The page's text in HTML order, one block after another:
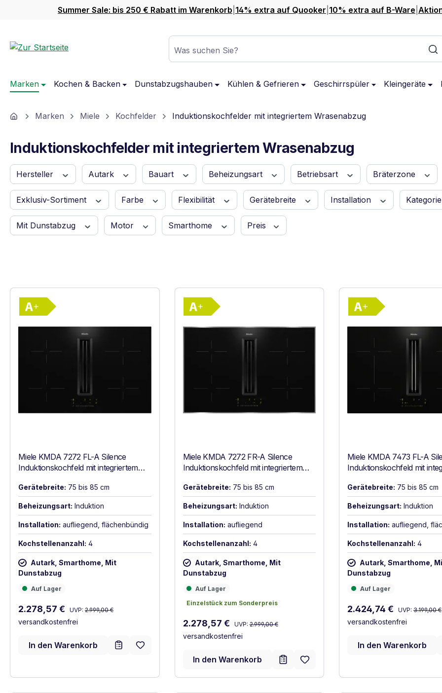
Hauptinhalt springen
Zur Suche springen
Zur Hauptnavigation springen
Summer Sale: bis 250 € Rabatt im Warenkorb 14% extra auf Quooker 10% extra auf B-Ware
Was suchen Sie?
Marken Kochen & Backen Dunstabzugshauben Kühlen & Gefrieren Geschirrspüler Kleingeräte
HomeMarken Miele Kochfelder Induktionskochfelder mit integriertem Wrasenabzug
Induktionskochfelder mit integriertem Wrasenabzug
Hersteller Autark Bauart Beheizungsart Betriebsart Bräterzone
Exklusiv-Sortiment Farbe Flexibilität Gerätebreite Installation Kategorie
Mit Dunstabzug Motor Smarthome Preis
Vollständiges Energielabel anzeigen
Energieklasse A+. Höchste bis niedrigste Effizienz (A+++ bis D)
Miele KMDA 7272 FL-A Silence
Induktionskochfeld mit integriertem
Gerätebreite: 75 bis 85 cm
Beheizungsart: Induktion
Installation: aufliegend, flächenbündig
Kochstellenanzahl: 4
Autark, Smarthome, Mit
Dunstabzug
Auf Lager
Auf Lager
Verkaufspreis:
2.278,57 € Regulärer Preis:
UVP: 2.999,00 €
versandkostenfrei
In den Warenkorb
Vollständiges Energielabel anzeigen
Energieklasse A+. Höchste bis niedrigste Effizienz (A+++
Miele KMDA 7272 FR-A Silence
Induktionskochfeld mit integriertem
Gerätebreite: 75 bis 85 cm
Beheizungsart: Induktion
Installation: aufliegend
Kochstellenanzahl: 4
Autark, Smarthome, Mit
Dunstabzug
Auf Lager
Auf Lager
Einzelstück zum Sonderpreis
Einzelstück zum Sonderpreis
Verkaufspreis:
2.278,57 € Regulärer Preis:
UVP: 2.999,00 €
versandkostenfrei
In den Warenkorb
Miele KMDA 7473 FL-A
Induktionskochfeld mit
Gerätebreite: 75 bis 85 cm
Beheizungsart: Induktion
Installation: aufliegend,
Kochstellenanzahl: 4
Autark, Smarthome,
Dunstabzug
Auf Lager
Auf Lager
Verkaufspreis:
2.424,74 € Regulärer Preis:
UVP: 3.199,00 €
versandkostenfrei
In den Warenkorb